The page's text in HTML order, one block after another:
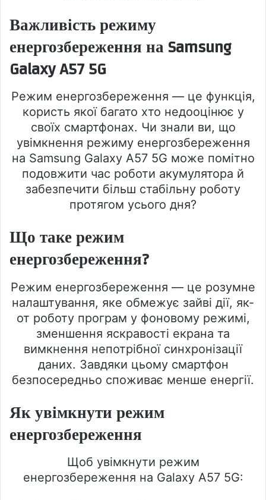
Важливість режиму
енергозбереження на Samsung
Galaxy A57 5G
Режим енергозбереження — це функція,
користь якої багато хто недооцінює у
своїх смартфонах. Чи знали ви, що
увімкнення режиму енергозбереження
на Samsung Galaxy A57 5G може помітно
подовжити час роботи акумулятора й
забезпечити більш стабільну роботу
протягом усього дня?
Що таке режим
енергозбереження?
Режим енергозбереження — це розумне
налаштування, яке обмежує зайві дії, як-
от роботу програм у фоновому режимі,
зменшення яскравості екрана та
вимкнення непотрібної синхронізації
даних. Завдяки цьому смартфон
безпосередньо споживає менше енергії.
Як увімкнути режим
енергозбереження
Щоб увімкнути режим
енергозбереження на Galaxy A57 5G: